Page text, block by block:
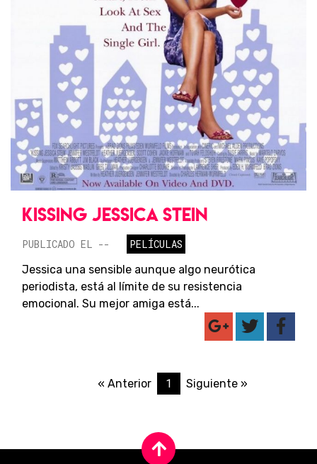
KISSING JESSICA STEIN
PUBLICADO EL --
PELÍCULAS
Jessica una sensible aunque algo neurótica
periodista, está al límite de su resistencia
emocional. Su mejor amiga está...
« Anterior 1 Siguiente »